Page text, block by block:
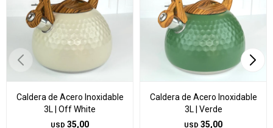
Caldera de Acero Inoxidable
3L | Off White
USD 35,00
Caldera de Acero Inoxidable
3L | Verde
USD 35,00